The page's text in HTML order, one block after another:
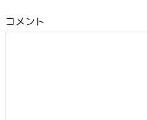
コメント